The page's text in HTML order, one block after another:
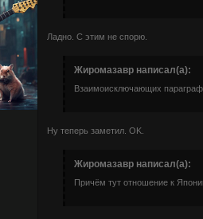
Ладно. С этим не спорю.
Жиромазавр написал(а):
Взаимоисключающих
Ну теперь заметил. OK.
Жиромазавр написал(а):
Причём тут отношение к